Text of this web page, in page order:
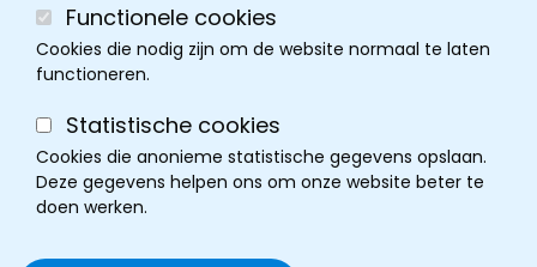
Functionele cookies
Cookies die nodig zijn om de website normaal te laten
functioneren.
Statistische cookies
Cookies die anonieme statistische gegevens opslaan.
Deze gegevens helpen ons om onze website beter te
doen werken.